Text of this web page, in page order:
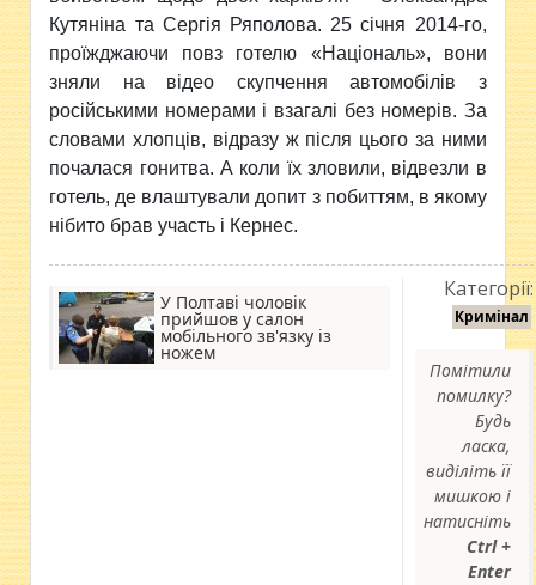
Кутяніна та Сергія Ряполова. 25 січня 2014-го,
проїжджаючи повз готелю «Національ», вони
зняли на відео скупчення автомобілів з
російськими номерами і взагалі без номерів. За
словами хлопців, відразу ж після цього за ними
почалася гонитва. А коли їх зловили, відвезли в
готель, де влаштували допит з побиттям, в якому
нібито брав участь і Кернес.
У Полтаві чоловік
прийшов у салон
мобільного зв'язку із
ножем
Категорії:
Кримінал
Помітили
помилку?
Будь
ласка,
виділіть її
мишкою і
натисніть
Ctrl +
Enter